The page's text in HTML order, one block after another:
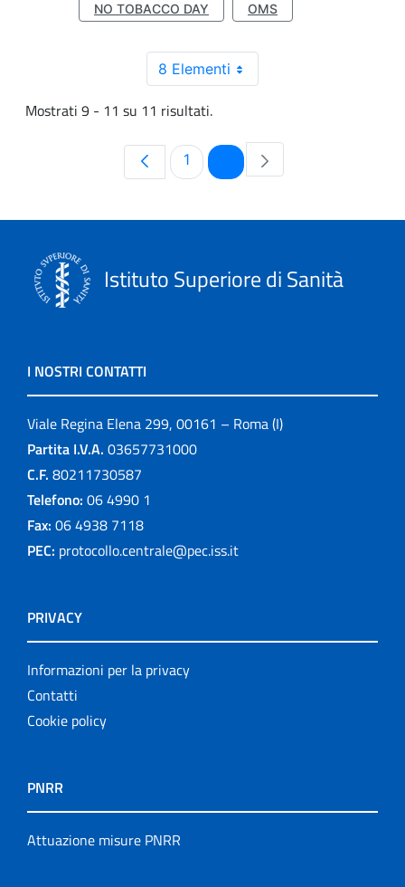
NO TOBACCO DAY
OMS
8 Elementi
Mostrati 9 - 11 su 11 risultati.
Pagina
1 Pagina
Istituto Superiore di Sanità
I NOSTRI CONTATTI
Viale Regina Elena 299, 00161 – Roma (I)
Partita I.V.A. 03657731000
C.F. 80211730587
Telefono: 06 4990 1
Fax: 06 4938 7118
PEC: protocollo.centrale@pec.iss.it
PRIVACY
Informazioni per la privacy
Contatti
Cookie policy
PNRR
Attuazione misure PNRR